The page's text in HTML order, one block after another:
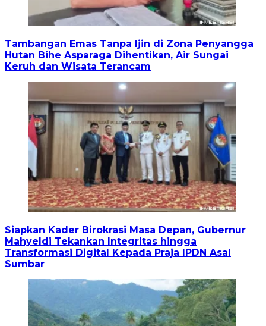
Tambangan Emas Tanpa Ijin di Zona Penyangga
Hutan Bihe Asparaga Dihentikan, Air Sungai
Keruh dan Wisata Terancam
Siapkan Kader Birokrasi Masa Depan, Gubernur
Mahyeldi Tekankan Integritas hingga
Transformasi Digital Kepada Praja IPDN Asal
Sumbar